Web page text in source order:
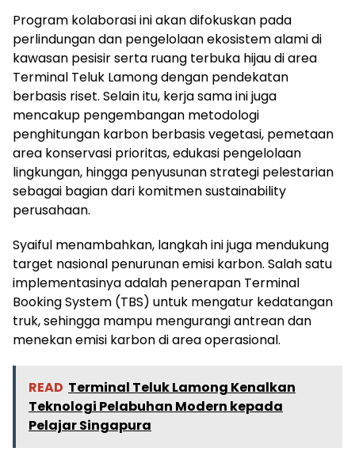
Program kolaborasi ini akan difokuskan pada
perlindungan dan pengelolaan ekosistem alami di
kawasan pesisir serta ruang terbuka hijau di area
Terminal Teluk Lamong dengan pendekatan
berbasis riset. Selain itu, kerja sama ini juga
mencakup pengembangan metodologi
penghitungan karbon berbasis vegetasi, pemetaan
area konservasi prioritas, edukasi pengelolaan
lingkungan, hingga penyusunan strategi pelestarian
sebagai bagian dari komitmen sustainability
perusahaan.
Syaiful menambahkan, langkah ini juga mendukung
target nasional penurunan emisi karbon. Salah satu
implementasinya adalah penerapan Terminal
Booking System (TBS) untuk mengatur kedatangan
truk, sehingga mampu mengurangi antrean dan
menekan emisi karbon di area operasional.
READ Terminal Teluk Lamong Kenalkan
Teknologi Pelabuhan Modern kepada
Pelajar Singapura